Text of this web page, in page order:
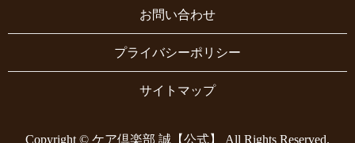
お問い合わせ
プライバシーポリシー
サイトマップ
Copyright © ケア倶楽部 誠【公式】 All Rights Reserved.